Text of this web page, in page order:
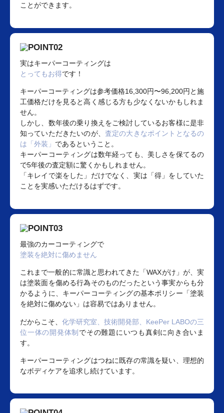
ことができます。
実はキーパーコーティングは
とってもお得です！
キーパーコーティングは参考価格16,300円〜96,200円と施
工価格だけを見ると高く感じる方も少なくないかもしれま
せん。
しかし、数年後の乗り換えをご検討しているお客様に是非
知っていただきたいのが、 査定の大きなポイントとなるの
は「外装」 であるということ。
キーパーコーティングは数年経っても、美しさを保てるの
で5年後の査定額に驚くかもしれません。
「キレイで楽をした」だけでなく、実は「得」をしていた
ことを実感いただけるはずです。
最強のカーコーティングで
塗装を絶対に傷めません
これまで一般的に常識と思われてきた「WAXがけ」が、実
は塗装面を傷める行為そのものだったという事実からも分
かるように、キーパーコーティングの基本ポリシー「塗装
を絶対に傷めない」は容易ではありません。
だからこそ、 化学研究室、技術開発部、KeePer LABOの三
位一体の開発体制でその難題にいつも真剣に向き合いま
す。
キーパーコーティングはつねに既存の常識を疑い、理想的
なボディケアを追求し続けています。